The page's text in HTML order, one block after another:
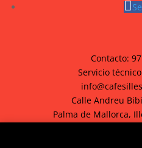
Contacto:
Servicio
Calle Andreu
Palma de Mallorca,